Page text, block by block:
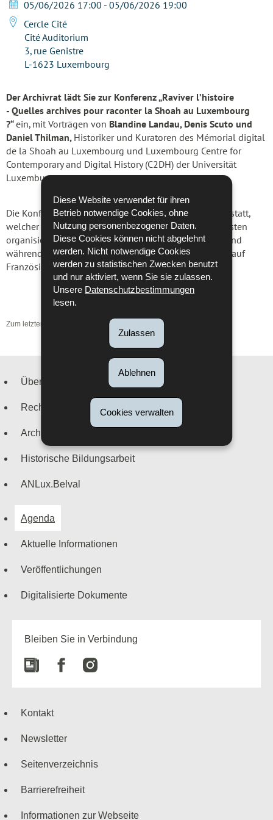
Diese Website verwendet für ihren
Betrieb notwendige Cookies, ohne
Nutzung personenbezogener Daten.
Diese Cookies können nicht abgelehnt
werden. Nicht notwendige Cookies
werden zu statistischen Zwecken benutzt
und nur aktiviert, wenn Sie sie zulassen.
Unsere Datenschutzbestimmungen
lesen.
Zulassen
Ablehnen
Cookies verwalten
05/06/2026 17:00 - 05/06/2026 19:00
Cercle Cité
Cité Auditorium
3, rue Genistre
L-1623 Luxembourg
Der Archivrat lädt Sie zur Konferenz „Raviver l’histoire
- Quelles archives pour raconter la Shoah au Luxembourg
?“ein, mit Vorträgen von Blandine Landau, Denis Scuto und
Daniel Thilman, Historiker und Kuratoren des Mémorial digital
de la Shoah au Luxembourg und Luxembourg Centre for
Contemporary and Digital History(C2DH) der Universität
Luxemburg.
Die Konferenz findet im Rahmen desmois des archives
statt,
welcher vom VLA – Veräin vun de Lëtzebuerger Archivisten
organisiert wird. Es ist keine Anmeldung erforderlich und
während des Vortrags wird eine Simultanübersetzung auf
Französisch angeboten werden.
Zum letzten Mal aktualisiert am04/05/2026
Navigationsmenü
Über uns
Recherche
Archivierung
Historische Bildungsarbeit
ANLux.Belval
Agenda
Aktuelle Informationen
Veröffentlichungen
Digitalisierte Dokumente
Bleiben Sie in Verbindung
NewspaperFacebook
Kontakt
Newsletter
Seitenverzeichnis
Barrierefreiheit
Informationen zur Webseite